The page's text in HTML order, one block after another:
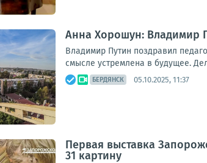
Анна Хорошун: Владимир
Владимир Путин поздравил
смысле устремлена в будущее.
БЕРДЯНСК 05.10.2025, 11:37
Первая выставка
31 картину